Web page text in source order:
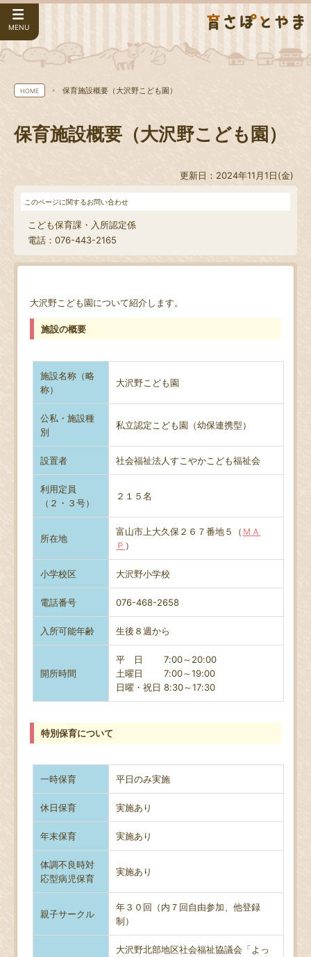
MENU
HOME 保育施設概要（大沢野こども園）
保育施設概要（大沢野こども園）
更新日：2024年11月1日(金)
このページに関するお問い合わせ
こども保育課・入所認定係
電話：076-443-2165
大沢野こども園について紹介します。
施設の概要
施設名称（略
称）
大沢野こども園
公私・施設種
別
私立認定こども園（幼保連携型）
設置者 社会福祉法人すこやかこども福祉会
利用定員
（２・３号）
２１５名
所在地
富山市上大久保２６７番地５（ ＭＡ
Ｐ ）
小学校区 大沢野小学校
電話番号 076-468-2658
入所可能年齢 生後８週から
開所時間
平 日 7:00～20:00
土曜日7:00～19:00
日曜・祝日 8:30～17:30
特別保育について
一時保育 平日のみ実施
休日保育 実施あり
年末保育 実施あり
体調不良時対
応型病児保育
実施あり
親子サークル
年３０回（内７回自由参加、他登録
制）
大沢野北部地区社会福祉協議会「よっ